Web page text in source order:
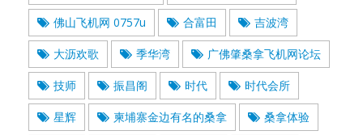
佛山飞机网 0757u 合富田 吉波湾
大沥欢歌 季华湾 广佛肇桑拿飞机网论坛
技师 振昌阁 时代 时代会所
星辉 柬埔寨金边有名的桑拿 桑拿体验